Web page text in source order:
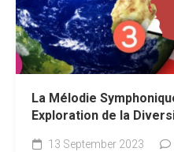
La Mélodie
Exploration de la
13 September 2023